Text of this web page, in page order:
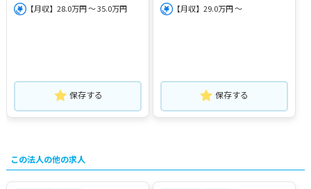
【月収】28.0万円 ～ 35.0万円
保存する
【月収】29.0万円 ～
保存する
この法人の他の求人